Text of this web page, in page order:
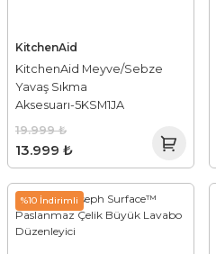
KitchenAid
KitchenAid Meyve/Sebze
Yavaş Sıkma
Aksesuarı-5KSM1JA
13.999 ₺
19.999 ₺
%10 İndirimli